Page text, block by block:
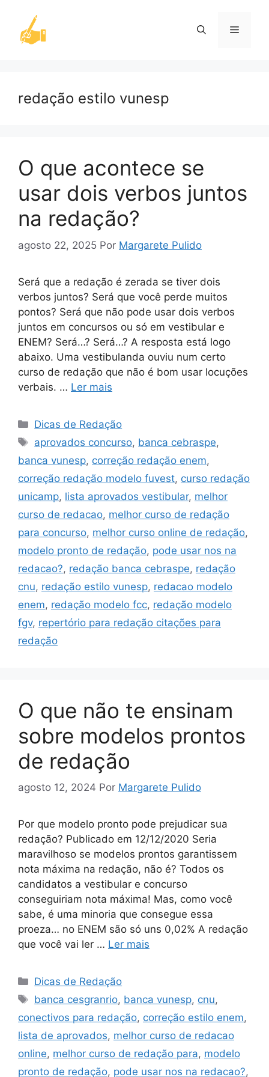
Menu
redação estilo vunesp
O que acontece se
usar dois verbos juntos
na redação?
agosto 22, 2025 Por Margarete Pulido
Será que a redação é zerada se tiver dois
verbos juntos? Será que você perde muitos
pontos? Será que não pode usar dois verbos
juntos em concursos ou só em vestibular e
ENEM? Será…? Será…? A resposta está logo
abaixo. Uma vestibulanda ouviu num certo
curso de redação que não é bom usar locuções
verbais. … Ler mais
Categorias
Dicas de Redação
Tags
aprovados concurso, banca cebraspe,
banca vunesp, correção redação enem,
correção redação modelo fuvest, curso redação
unicamp, lista aprovados vestibular, melhor
curso de redacao, melhor curso de redação
para concurso, melhor curso online de redação,
modelo pronto de redação, pode usar nos na
redacao?, redação banca cebraspe, redação
cnu, redação estilo vunesp, redacao modelo
enem, redação modelo fcc, redação modelo
fgv, repertório para redação citações para
redação
O que não te ensinam
sobre modelos prontos
de redação
agosto 12, 2024 Por Margarete Pulido
Por que modelo pronto pode prejudicar sua
redação? Publicado em 12/12/2020 Seria
maravilhoso se modelos prontos garantissem
nota máxima na redação, não é? Todos os
candidatos a vestibular e concurso
conseguiriam nota máxima! Mas, como você
sabe, é uma minoria que consegue essa
proeza… no ENEM são só uns 0,02% A redação
que você vai ler … Ler mais
Categorias
Dicas de Redação
Tags
banca cesgranrio, banca vunesp, cnu,
conectivos para redação, correção estilo enem,
lista de aprovados, melhor curso de redacao
online, melhor curso de redação para, modelo
pronto de redação, pode usar nos na redacao?,